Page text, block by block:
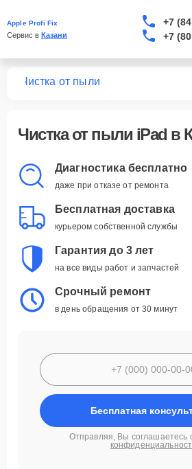
Apple Profi Fix
Сервис в Казани
+7
+7
Чистка от пыли
Чистка от пыли iPad в
Диагностика бесплатно
даже при отказе от ремонта
Бесплатная доставка
курьером собственной службы
Гарантия до 3 лет
на все виды работ и запчастей
Срочный ремонт
в день обращения от 30 минут
Бесплатная
Отправляя, Вы соглашаетесь